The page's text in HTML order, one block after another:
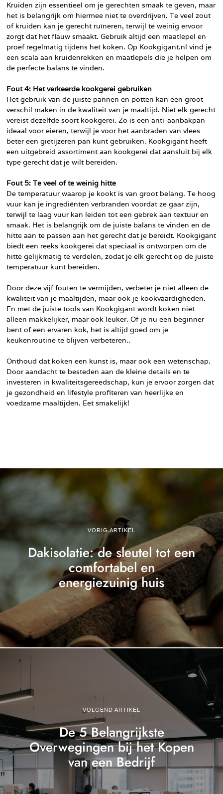
Kruiden zijn essentieel om je gerechten smaak te geven, maar
het is belangrijk om hiermee niet te overdrijven. Te veel zout
of kruiden kan je gerecht ruïneren, terwijl te weinig ervoor
zorgt dat het flauw smaakt. Gebruik altijd een maatlepel en
proef regelmatig tijdens het koken. Op Kookgigant.nl vind je
een scala aan kruidenrekken en maatlepels die je helpen om
de perfecte balans te vinden.
Fout 4: Het verkeerde kookgerei gebruiken
Het gebruik van de juiste pannen en potten kan een groot
verschil maken in de kwaliteit van je maaltijd. Niet elk gerecht
vereist dezelfde soort kookgerei. Zo is een anti-aanbakpan
ideaal voor eieren, terwijl je voor het aanbraden van vlees
beter een gietijzeren pan kunt gebruiken. Kookgigant heeft
een uitgebreid assortiment aan kookgerei dat aansluit bij elk
type gerecht dat je wilt bereiden.
Fout 5: Te veel of te weinig hitte
De temperatuur waarop je kookt is van groot belang. Te hoog
vuur kan je ingrediënten verbranden voordat ze gaar zijn,
terwijl te laag vuur kan leiden tot een gebrek aan textuur en
smaak. Het is belangrijk om de juiste balans te vinden en de
hitte aan te passen aan het gerecht dat je bereidt. Kookgigant
biedt een reeks kookgerei dat speciaal is ontworpen om de
hitte gelijkmatig te verdelen, zodat je elk gerecht op de juiste
temperatuur kunt bereiden.
Door deze vijf fouten te vermijden, verbeter je niet alleen de
kwaliteit van je maaltijden, maar ook je kookvaardigheden.
En met de juiste tools van Kookgigant wordt koken niet
alleen makkelijker, maar ook leuker. Of je nu een beginner
bent of een ervaren kok, het is altijd goed om je
keukenroutine te blijven verbeteren..
Onthoud dat koken een kunst is, maar ook een wetenschap.
Door aandacht te besteden aan de kleine details en te
investeren in kwaliteitsgereedschap, kun je ervoor zorgen dat
je gezondheid en lifestyle profiteren van heerlijke en
voedzame maaltijden. Eet smakelijk!
VORIG ARTIKEL
Dakisolatie: de sleutel tot een
comfortabel en
energiezuinig huis
VOLGEND ARTIKEL
De 5 Belangrijkste
Overwegingen bij het Kopen
van een Bedrijf